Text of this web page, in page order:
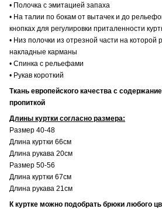
• Полочка с эмитацией запаха
• На талии по бокам от вытачек и до
кнопках для регулировки приталенности
• Низ полочки из отрезной части на
накладные карманы
• Спинка с рельефами
• Рукав короткий
Ткань европейского качества с
пропиткой
Длины куртки согласно размера:
Размер 40-48
Длина куртки 66см
Длина рукава 20см
Размер 50-56
Длина куртки 67см
Длина рукава 21см
К куртке можно подобрать брюки любого